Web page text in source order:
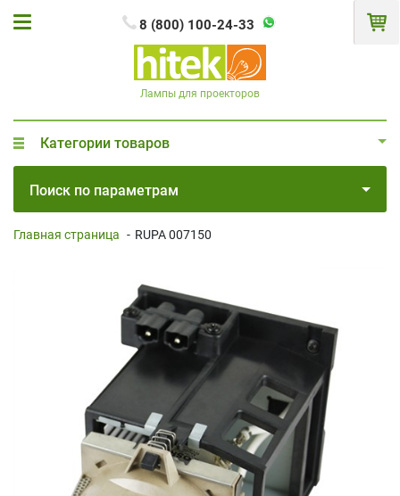
8 (800) 100-24-33
Лампы для проекторов
Категории товаров
Поиск по параметрам
Главная страница - RUPA 007150